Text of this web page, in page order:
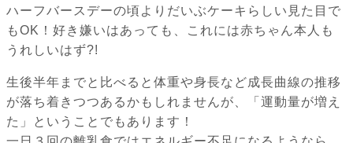
ハーフバースデーの頃よりだいぶケーキらしい見た目で
もOK！好き嫌いはあっても、これには赤ちゃん本人も
うれしいはず?!
生後半年までと比べると体重や身長など成長曲線の推移
が落ち着きつつあるかもしれませんが、「運動量が増え
た」ということでもあります！